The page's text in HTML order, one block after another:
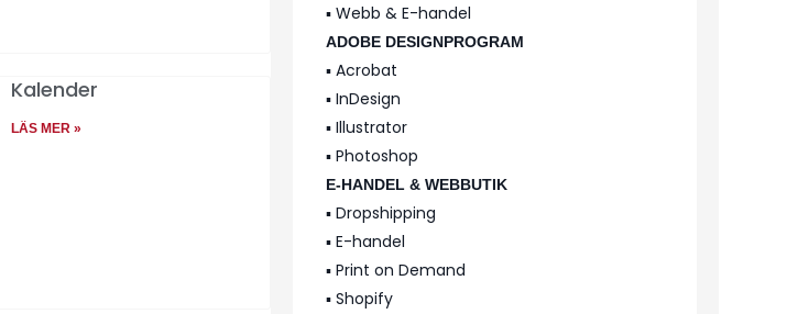
▪️ Webb & E-handel
ADOBE DESIGNPROGRAM
▪️ Acrobat
▪️ InDesign
▪️ Illustrator
▪️ Photoshop
E-HANDEL & WEBBUTIK
▪️ Dropshipping
▪️ E-handel
▪️ Print on Demand
▪️ Shopify
Kalender
LÄS MER »